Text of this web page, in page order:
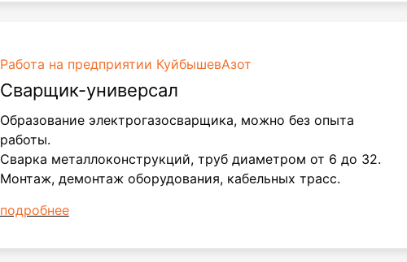
Работа на предприятии КуйбышевАзот
Сварщик-универсал
Образование электрогазосварщика, можно без опыта
работы.
Сварка металлоконструкций, труб диаметром от 6 до 32.
Монтаж, демонтаж оборудования, кабельных трасс.
подробнее